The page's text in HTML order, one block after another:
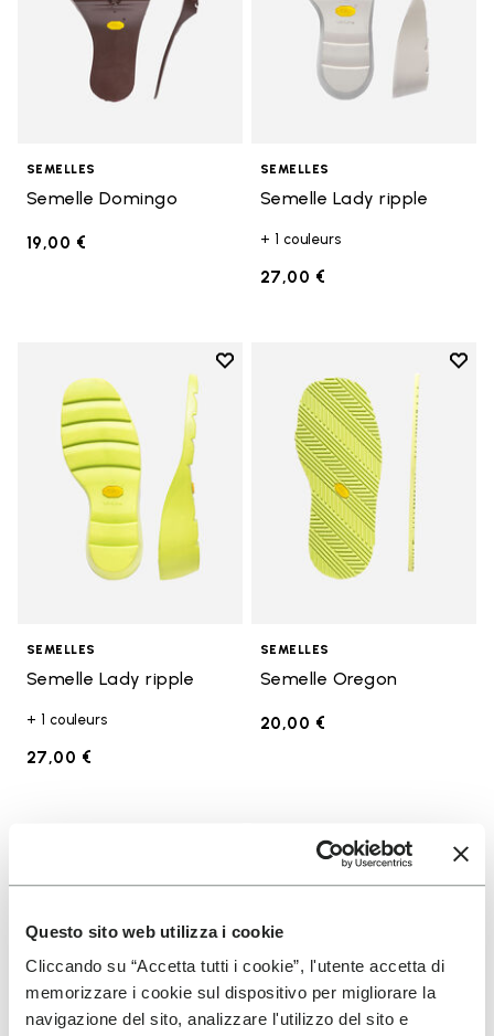
Questo sito web utilizza i cookie
Cliccando su “Accetta tutti i cookie”, l'utente accetta di
memorizzare i cookie sul dispositivo per migliorare la
navigazione del sito, analizzare l'utilizzo del sito e
SEMELLES
Semelle Domingo
19,00 €
SEMELLES
Semelle Lady ripple
+ 1 couleurs
27,00 €
Add to wishlist
Add to wishlist Semelle Lady
SEMELLES
Semelle Lady ripple
+ 1 couleurs
27,00 €
Add
SEMELLES
Semelle Oregon
20,00 €
Add to wishlist
Add to wishlist Semelle Edo
Add
Add